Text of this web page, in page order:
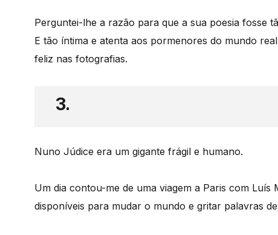
Perguntei-lhe a razão para que a sua poesia fosse
E tão íntima e atenta aos pormenores do mundo
feliz nas fotografias.
3.
Nuno Júdice era um gigante frágil e humano.
Um dia contou-me de uma viagem a Paris com Luís
disponíveis para mudar o mundo e gritar palavras